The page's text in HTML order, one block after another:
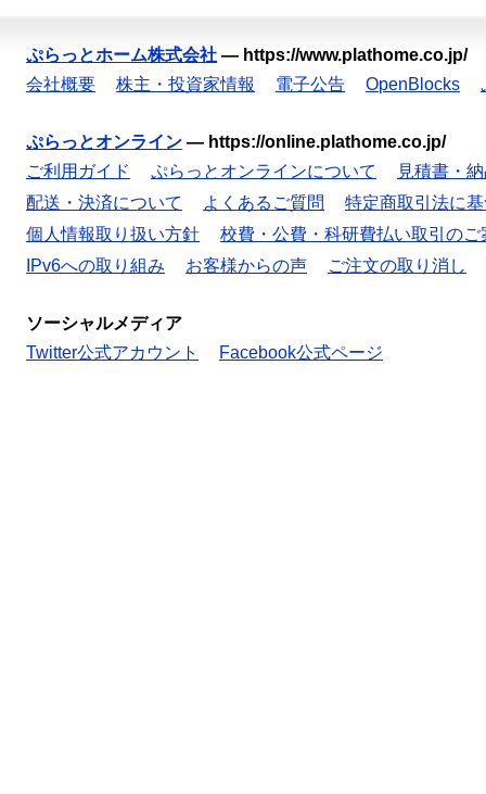
ぷらっとホーム株式会社 — https://www.plathome.co.jp/
会社概要
株主・投資家情報 電子公告 OpenBlocks
ぷらっとオンライン — https://online.plathome.co.jp/
ご利用ガイド
ぷらっとオンラインについて
見積書・
配送・決済について
よくあるご質問
特定商取引法に
個人情報取り扱い方針
校費・公費・科研費払い取引のご
IPv6への取り組み
お客様からの声 ご注文の取り消し
ソーシャルメディア
Twitter公式アカウント
Facebook公式ページ